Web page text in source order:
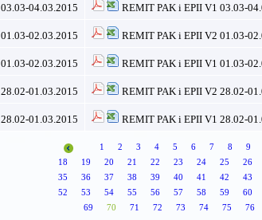
03.03-04.03.2015 REMIT PAK i EPII V1 03.03-
01.03-02.03.2015 REMIT PAK i EPII V2 01.03-
01.03-02.03.2015 REMIT PAK i EPII V1 01.03-
28.02-01.03.2015 REMIT PAK i EPII V2 28.02-
28.02-01.03.2015 REMIT PAK i EPII V1 28.02-
1 2 3 4 5 6 7 8 9
18
19 20 21 22 23 24 25 26
35
36 37 38 39 40 41 42 43
52
53 54 55 56 57 58 59 60
69
70 71 72 73 74 75 76